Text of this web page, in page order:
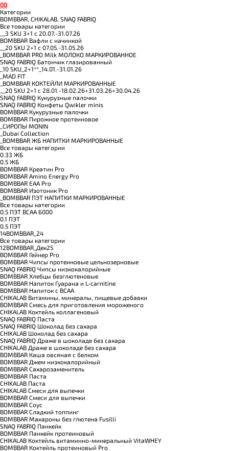
00
Категории
BOMBBAR, CHIKALAB, SNAQ FABRIQ
Все товары категории
__3 SKU 3+1 с 20.07.-31.07.26
BOMBBAR Вафли с начинкой
__20 SKU 2+1 с 07.05.-31.05.26
_BOMBBAR PRO Milk МОЛОКО МАРКИРОВАННОЕ
SNAQ FABRIQ Батончик глазированный
_10 SKU_2+1**_14.01.-31.01.26
_MAD FIT
_BOMBBAR КОКТЕЙЛИ МАРКИРОВАННЫЕ
__20 SKU 2+1 с 28.01.-18.02.26+31.03.26+30.04.26
SNAQ FABRIQ Кукурузные палочки
SNAQ FABRIQ Конфеты Qwikler minis
BOMBBAR Кукурузные палочки
BOMBBAR Пирожное протеиновое
_CИРОПЫ MONIN
_Dubai Collection
_BOMBBAR ЖБ НАПИТКИ МАРКИРОВАННЫЕ
Все товары категории
0.33 ЖБ
0.5 ЖБ
BOMBBAR Креатин Pro
BOMBBAR Amino Energy Pro
BOMBBAR EAA Pro
BOMBBAR Изотоник Pro
_BOMBBAR ПЭТ НАПИТКИ МАРКИРОВАННЫЕ
Все товары категории
0.5 ПЭТ ВСАА 6000
0.1 ПЭТ
0.5 ПЭТ
14BOMBBAR_24
Все товары категории
12BOMBBAR_Дек25
BOMBBAR Гейнер Pro
BOMBBAR Чипсы протеиновые цельнозерновые
SNAQ FABRIQ Чипсы низкокалорийные
BOMBBAR Хлебцы безглютеновые
BOMBBAR Напиток Гуарана и L-carnitine
BOMBBAR Напиток с BCAA
CHIKALAB Витамины, минералы, пищевые добавки
BOMBBAR Смесь для приготовления мороженого
CHIKALAB Коктейль коллагеновый
SNAQ FABRIQ Паста
SNAQ FABRIQ Шоколад без сахара
CHIKALAB Шоколад без сахара
SNAQ FABRIQ Драже в шоколаде без сахара
CHIKALAB Драже в шоколаде без сахара
BOMBBAR Каша овсяная с белком
BOMBBAR Джем низкокалорийный
BOMBBAR Сахарозаменитель
BOMBBAR Паста
CHIKALAB Паста
CHIKALAB Смеси для выпечки
BOMBBAR Смеси для выпечки
BOMBBAR Соус
BOMBBAR Сладкий топпинг
BOMBBAR Макароны без глютена Fusilli
SNAQ FABRIQ Панкейк
BOMBBAR Панкейк протеиновый
CHIKALAB Коктейль витаминно-минеральный VitaWHEY
BOMBBAR Коктейль протеиновый Pro